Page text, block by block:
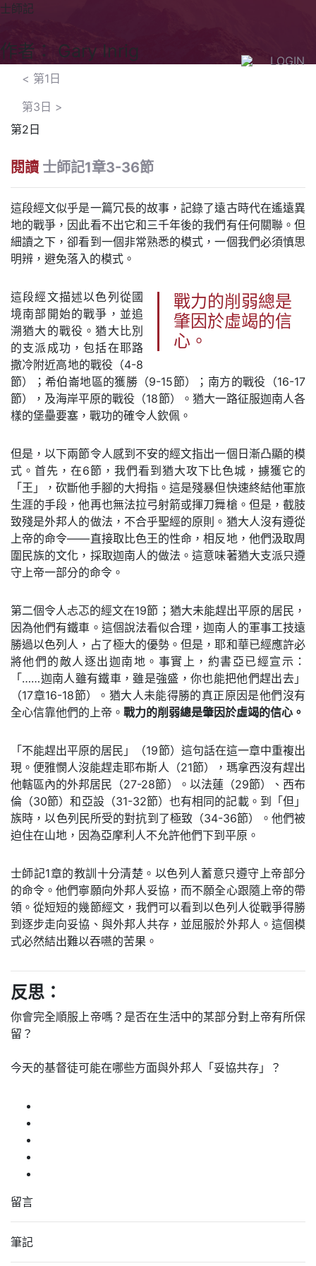
LOGIN
士師記
作者： Gary Inrig
< 第1日
第3日 >
第2日
閱讀 士師記1章3-36節
這段經文似乎是一篇冗長的故事，記錄了遠古時代在遙遠異
地的戰爭，因此看不出它和三千年後的我們有任何關聯。但
細讀之下，卻看到一個非常熟悉的模式，一個我們必須慎思
明辨，避免落入的模式。
戰力的削弱總是
肇因於虛竭的信
心。
這段經文描述以色列從國
境南部開始的戰爭，並追
溯猶大的戰役。猶大比別
的支派成功，包括在耶路
撒冷附近高地的戰役（4-8
節）；希伯崙地區的獲勝（9-15節）；南方的戰役（16-17
節），及海岸平原的戰役（18節）。猶大一路征服迦南人各
樣的堡壘要塞，戰功的確令人欽佩。
但是，以下兩節令人感到不安的經文指出一個日漸凸顯的模
式。首先，在6節，我們看到猶大攻下比色城，擄獲它的
「王」，砍斷他手腳的大拇指。這是殘暴但快速終結他軍旅
生涯的手段，他再也無法拉弓射箭或揮刀舞槍。但是，截肢
致殘是外邦人的做法，不合乎聖經的原則。猶大人沒有遵從
上帝的命令——直接取比色王的性命，相反地，他們汲取周
圍民族的文化，採取迦南人的做法。這意味著猶大支派只遵
守上帝一部分的命令。
第二個令人忐忑的經文在19節；猶大未能趕出平原的居民，
因為他們有鐵車。這個說法看似合理，迦南人的軍事工技遠
勝過以色列人，占了極大的優勢。但是，耶和華已經應許必
將他們的敵人逐出迦南地。事實上，約書亞已經宣示：
「……迦南人雖有鐵車，雖是強盛，你也能把他們趕出去」
（17章16-18節）。猶大人未能得勝的真正原因是他們沒有
全心信靠他們的上帝。 戰力的削弱總是肇因於虛竭的信心。
「不能趕出平原的居民」（19節）這句話在這一章中重複出
現。便雅憫人沒能趕走耶布斯人（21節），瑪拿西沒有趕出
他轄區內的外邦居民（27-28節）。以法蓮（29節）、西布
倫（30節）和亞設（31-32節）也有相同的記載。到「但」
族時，以色列民所受的對抗到了極致（34-36節）。他們被
迫住在山地，因為亞摩利人不允許他們下到平原。
士師記1章的教訓十分清楚。以色列人蓄意只遵守上帝部分
的命令。他們寧願向外邦人妥協，而不願全心跟隨上帝的帶
領。從短短的幾節經文，我們可以看到以色列人從戰爭得勝
到逐步走向妥協、與外邦人共存，並屈服於外邦人。這個模
式必然結出難以吞嚥的苦果。
反思：
你會完全順服上帝嗎？是否在生活中的某部分對上帝有所保
留？
今天的基督徒可能在哪些方面與外邦人「妥協共存」？
留言
筆記